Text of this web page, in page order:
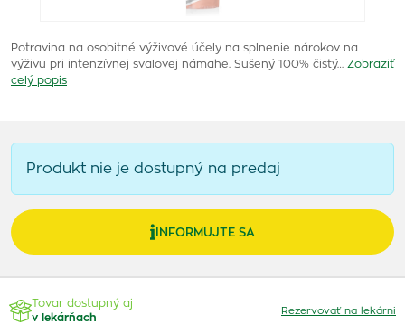
Potravina na osobitné výživové účely na splnenie nárokov na
výživu pri intenzívnej svalovej námahe. Sušený 100% čistý…
Zobraziť
celý popis
Produkt nie je dostupný na predaj
INFORMUJTE SA
Tovar dostupný aj
v lekárňach
Rezervovať na lekárni